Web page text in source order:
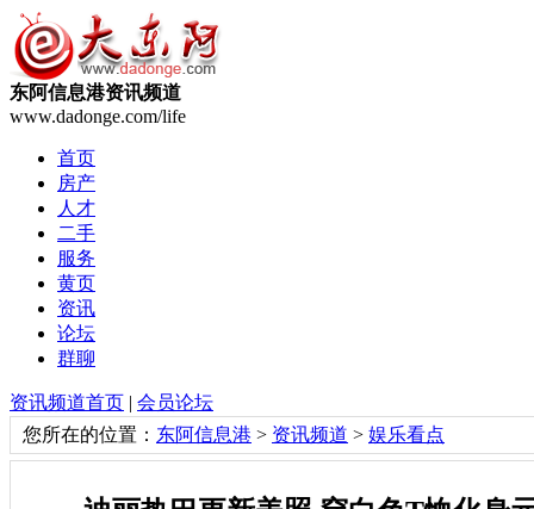
东阿信息港资讯频道
www.dadonge.com/life
首页
房产
人才
二手
服务
黄页
资讯
论坛
群聊
资讯频道首页 | 会员论坛
您所在的位置： 东阿信息港 > 资讯频道 > 娱乐看点